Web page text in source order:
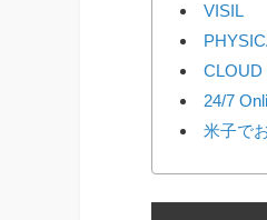
VISIL
CLOUD
24/7
米子で